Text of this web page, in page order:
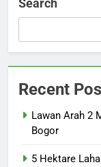
Search
Recent
Lawan Arah 2
Bogor
5 Hektare